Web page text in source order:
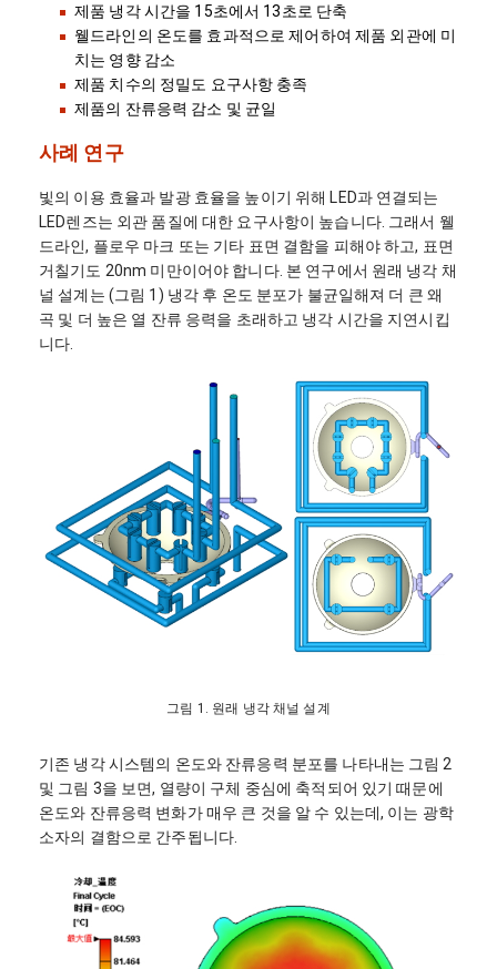
제품 냉각 시간을 15초에서 13초로 단축
웰드라인의 온도를 효과적으로 제어하여 제품 외관에 미
치는 영향 감소
제품 치수의 정밀도 요구사항 충족
제품의 잔류응력 감소 및 균일
사례 연구
빛의 이용 효율과 발광 효율을 높이기 위해 LED과 연결되는
LED렌즈는 외관 품질에 대한 요구사항이 높습니다. 그래서 웰
드라인, 플로우 마크 또는 기타 표면 결함을 피해야 하고, 표면
거칠기도 20nm 미만이어야 합니다. 본 연구에서 원래 냉각 채
널 설계는 (그림 1) 냉각 후 온도 분포가 불균일해져 더 큰 왜
곡 및 더 높은 열 잔류 응력을 초래하고 냉각 시간을 지연시킵
니다.
그림 1. 원래 냉각 채널 설계
기존 냉각 시스템의 온도와 잔류응력 분포를 나타내는 그림 2
및 그림 3을 보면, 열량이 구체 중심에 축적되어 있기 때문에
온도와 잔류응력 변화가 매우 큰 것을 알 수 있는데, 이는 광학
소자의 결함으로 간주됩니다.